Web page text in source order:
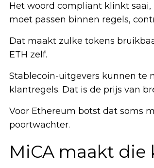
Het woord compliant klinkt
moet passen binnen regels,
Dat maakt zulke tokens
ETH zelf.
Stablecoin-uitgevers kunnen te
klantregels. Dat is de prijs van
Voor Ethereum botst dat soms
poortwachter.
MiCA maakt die